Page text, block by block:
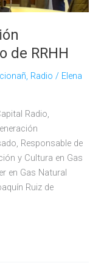
de RRHH
, Radio / Elena
Radio,
Responsable de
y Cultura en Gas
en Gas Natural
Ruiz de